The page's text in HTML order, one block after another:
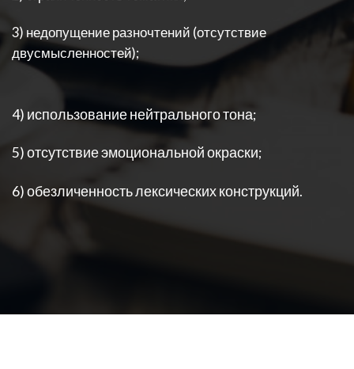
3) недопущение разночтений (отсутствие
двусмысленностей);
4) использование нейтрального тона;
5) отсутствие эмоциональной окраски;
6) обезличенность лексических конструкций.